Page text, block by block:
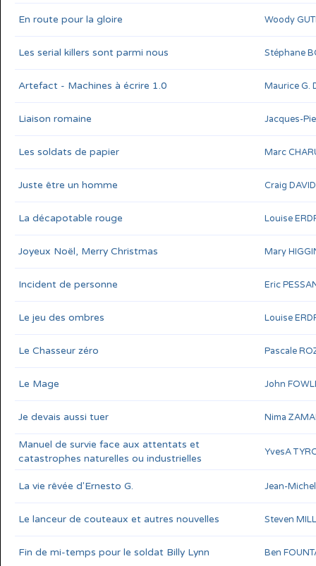
En route pour la gloire Woody
Les serial killers sont parmi nous Stéphane
Artefact - Machines à écrire 1.0 Maurice G.
Liaison romaine Jacques-
Les soldats de papier Marc
Juste être un homme Craig
La décapotable rouge Louise
Joyeux Noël, Merry Christmas Mary
Incident de personne Eric
Le jeu des ombres Louise
Le Chasseur zéro Pascale
Le Mage John
Je devais aussi tuer Nima
Manuel de survie face aux attentats et
catastrophes naturelles ou industrielles
YvesA
La vie rêvée d'Ernesto G. Jean-
Le lanceur de couteaux et autres nouvelles Steven
Fin de mi-temps pour le soldat Billy Lynn Ben